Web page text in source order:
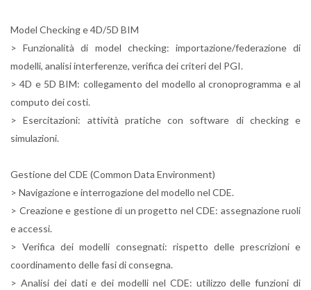
Model Checking e 4D/5D BIM
> Funzionalità di model checking: importazione/federazione di
modelli, analisi interferenze, verifica dei criteri del PGI.
> 4D e 5D BIM: collegamento del modello al cronoprogramma e al
computo dei costi.
> Esercitazioni: attività pratiche con software di checking e
simulazioni.
Gestione del CDE (Common Data Environment)
> Navigazione e interrogazione del modello nel CDE.
> Creazione e gestione di un progetto nel CDE: assegnazione ruoli
e accessi.
> Verifica dei modelli consegnati: rispetto delle prescrizioni e
coordinamento delle fasi di consegna.
> Analisi dei dati e dei modelli nel CDE: utilizzo delle funzioni di